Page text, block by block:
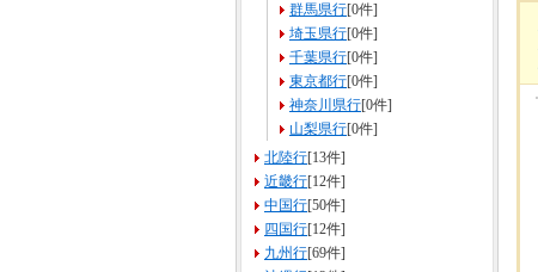
群馬県行[0件]
埼玉県行[0件]
千葉県行[0件]
東京都行[0件]
神奈川県行[0件]
山梨県行[0件]
北陸行[13件]
近畿行[12件]
中国行[50件]
四国行[12件]
九州行[69件]